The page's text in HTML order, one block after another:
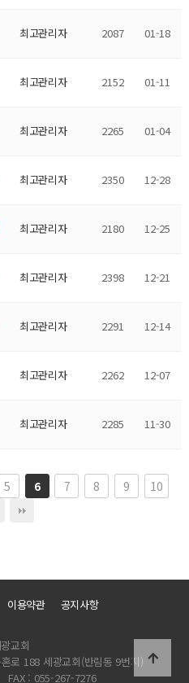
최고관리자 2087 01-18
최고관리자 2152 01-11
최고관리자 2265 01-04
최고관리자 2350 12-28
최고관리자 2180 12-25
최고관리자 2398 12-21
최고관리자 2291 12-14
최고관리자 2262 12-07
최고관리자 2285 11-30
5 6 7 8 9 10
이용약관 공지사항
교회
로 188 세광교회(반림동 9번지)
FAX : 055-267-7276